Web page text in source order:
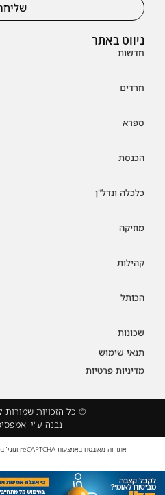
ניווט באתר
חדשות
חרדים
ספרא
הכנסת
כלכלה ונדל"ן
מוזיקה
קהילות
הכותל
שכונות
תנאי שימוש
מדיניות פרטיות
© כל הזכויות שמורות
נבנה ע"י
אתר זה מאובטח באמצעות reCAPTCHA וגוגל בכפוף